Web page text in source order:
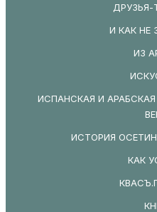
И КАК НЕ
ИЗ
ИСПАНСКАЯ И
ИСТОРИЯ
КАК